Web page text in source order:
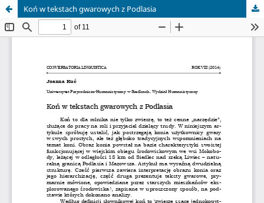
Koń w tekstach gwarowych z Podlasia